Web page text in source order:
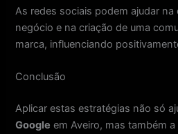
As redes sociais podem ajudar
negócio e na criação de uma
marca, influenciando
Conclusão
Aplicar estas estratégias não só
Google em Aveiro, mas também